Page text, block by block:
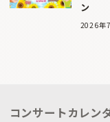
ン
2026年
コンサートカレン